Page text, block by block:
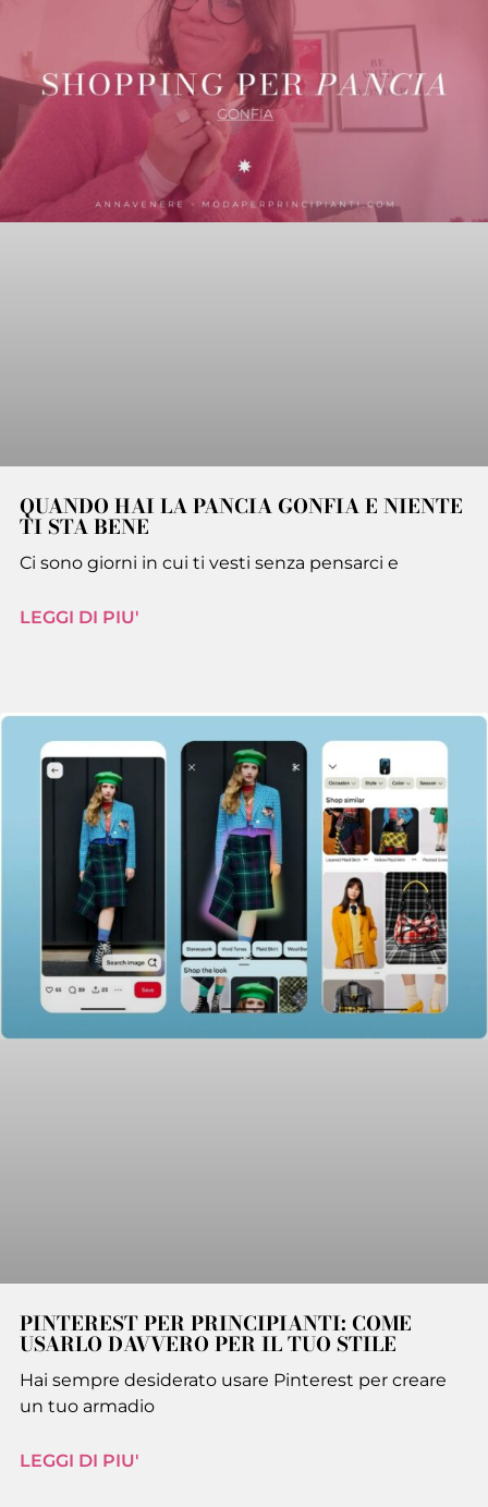
QUANDO HAI LA PANCIA GONFIA E NIENTE
TI STA BENE
Ci sono giorni in cui ti vesti senza pensarci e
LEGGI DI PIU'
PINTEREST PER PRINCIPIANTI: COME
USARLO DAVVERO PER IL TUO STILE
Hai sempre desiderato usare Pinterest per creare
un tuo armadio
LEGGI DI PIU'